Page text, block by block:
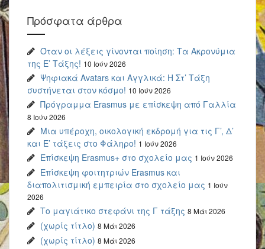
Πρόσφατα άρθρα
Όταν οι λέξεις γίνονται ποίηση: Τα Ακρονύμια
της Ε’ Τάξης! 10 Ιούν 2026
Ψηφιακά Avatars και Αγγλικά: Η Στ’ Τάξη
συστήνεται στον κόσμο! 10 Ιούν 2026
Πρόγραμμα Erasmus με επίσκεψη από Γαλλία
8 Ιούν 2026
Μια υπέροχη, οικολογική εκδρομή για τις Γ’, Δ’
και Ε’ τάξεις στο Φάληρο! 1 Ιούν 2026
Επίσκεψη Erasmus+ στο σχολείο μας 1 Ιούν 2026
Επίσκεψη φοιτητριών Erasmus και
διαπολιτισμική εμπειρία στο σχολείο μας 1 Ιούν
2026
Το μαγιάτικο στεφάνι της Γ τάξης 8 Μάι 2026
(χωρίς τίτλο) 8 Μάι 2026
(χωρίς τίτλο) 8 Μάι 2026